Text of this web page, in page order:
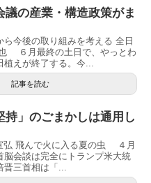
議の産業・構造政策がま
ら今後の取り組みを考える 全日
６月最終の土日で、やっとわ
植えが終了する。今...
記事を読む
持」のごまかしは通用し
飛んで火に入る夏の虫 ４月
脳会談は完全にトランプ米大統
晋三首相は「...